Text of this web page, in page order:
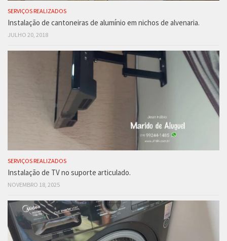
SERVIÇOS REALIZADOS
Instalação de cantoneiras de alumínio em nichos de alvenaria.
JULHO 20, 2018
SERVIÇOS REALIZADOS
Instalação de TV no suporte articulado.
NOVEMBRO 18, 2025